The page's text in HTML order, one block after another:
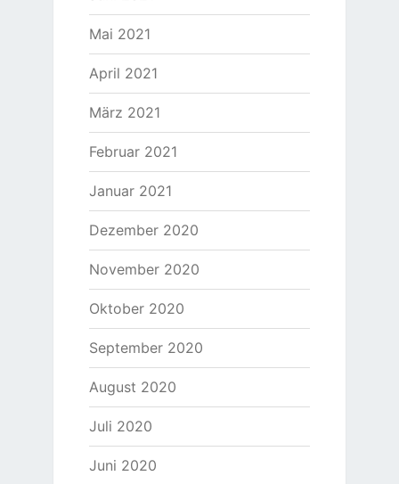
Mai 2021
April 2021
März 2021
Februar 2021
Januar 2021
Dezember 2020
November 2020
Oktober 2020
September 2020
August 2020
Juli 2020
Juni 2020